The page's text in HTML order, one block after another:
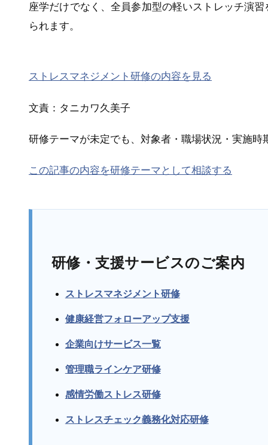
座学だけでなく、全員参加型の軽いストレッチ演
られます。
ストレスマネジメント研修の内容を見る
文責：タニカワ久美子
研修テーマが未定でも、対象者・職場状況・実施時
この記事の内容を研修テーマとして相談する
研修・支援サービスのご案内
ストレスマネジメント研修
健康経営フォローアップ支援
企業向けサービス一覧
管理職ラインケア研修
感情労働ストレス研修
ストレスチェック義務化対応研修